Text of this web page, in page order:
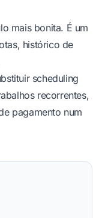
mais bonita. É um
histórico de
scheduling
recorrentes,
pagamento num